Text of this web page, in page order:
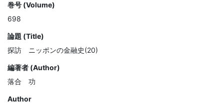
巻号 (Volume)
698
論題 (Title)
探訪 ニッポンの金融史(20)
編著者 (Author)
落合 功
Author